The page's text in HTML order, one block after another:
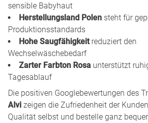
sensible Babyhaut
Herstellungsland Polen steht für
Produktionsstandards
Hohe Saugfähigkeitreduziert den
Wechselwäschebedarf
Zarter Farbton Rosa unterstützt
Tagesablauf
Die positiven Googlebewertungen des
Alvi zeigen die Zufriedenheit der
Qualität selbst und bestelle ganz